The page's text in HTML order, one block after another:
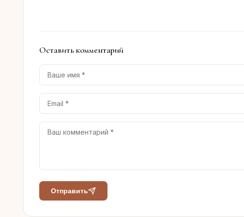
Оставить комментарий
Отправить